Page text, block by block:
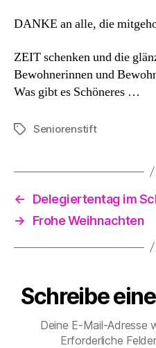
DANKE an alle, die
ZEIT schenken und die
Bewohnerinnen und
Was gibt es Schöneres …
Schlagwörter
Seniorenstift
←
Delegiertentag im
→
Frohe Weihnachten
Schreibe
Deine E-Mail-Adresse
Erforderliche